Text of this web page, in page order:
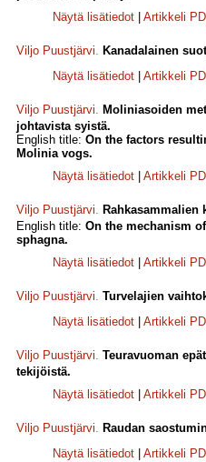
Näytä lisätiedot
Artikkeli
Viljo Puustjärvi. Kanadalainen
Näytä lisätiedot
Artikkeli
Viljo Puustjärvi. Moliniasoiden
johtavista syistä.
English title: On the factors
Molinia vogs.
Näytä lisätiedot
Artikkeli
Viljo Puustjärvi. Rahkasammalien
English title: On the mechanism
sphagna.
Näytä lisätiedot
Artikkeli
Viljo Puustjärvi. Turvelajien
Näytä lisätiedot
Artikkeli
Viljo Puustjärvi. Teuravuoman
tekijöistä.
Näytä lisätiedot
Artikkeli
Viljo Puustjärvi. Raudan
Näytä lisätiedot
Artikkeli